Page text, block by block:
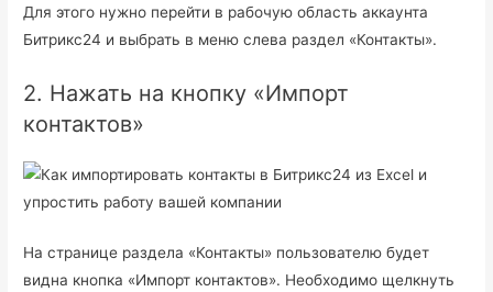
Для этого нужно перейти в рабочую область аккаунта
Битрикс24 и выбрать в меню слева раздел «Контакты».
2. Нажать на кнопку «Импорт
контактов»
На странице раздела «Контакты» пользователю будет
видна кнопка «Импорт контактов». Необходимо щелкнуть